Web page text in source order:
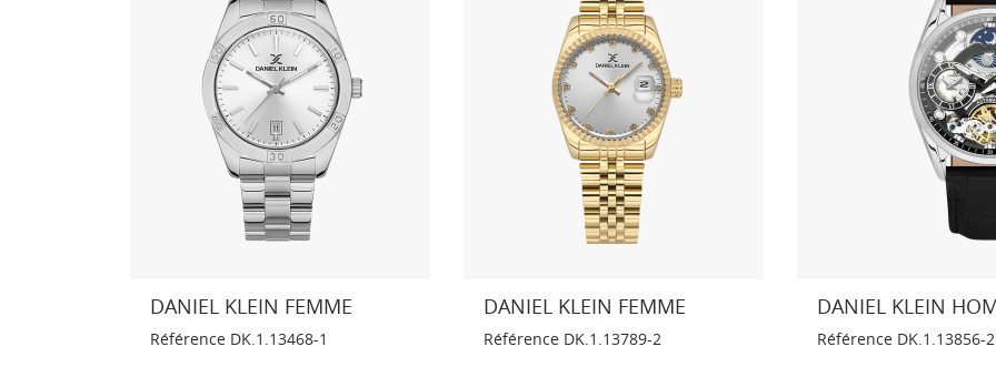
DANIEL KLEIN FEMME
Référence DK.1.13468-1
DANIEL KLEIN FEMME
Référence DK.1.13789-2
DANIEL KLEIN
Référence DK.1.13856-2